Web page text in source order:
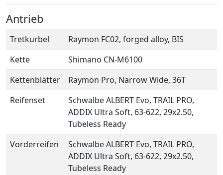
Antrieb
Tretkurbel
Raymon FC02, forged alloy, BIS
Kette
Shimano CN-M6100
Kettenblätter
Raymon Pro, Narrow Wide, 36T
Reifenset
Schwalbe ALBERT Evo, TRAIL PRO,
ADDIX Ultra Soft, 63-622, 29x2.50,
Tubeless Ready
Vorderreifen
Schwalbe ALBERT Evo, TRAIL PRO,
ADDIX Ultra Soft, 63-622, 29x2.50,
Tubeless Ready